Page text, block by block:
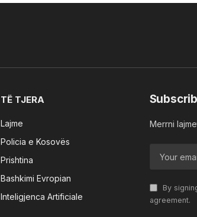
TË TJERA
Lajme
Policia e Kosovës
Prishtina
Bashkimi Evropian
Inteligjenca Artificiale
Merrni
By
agreement.